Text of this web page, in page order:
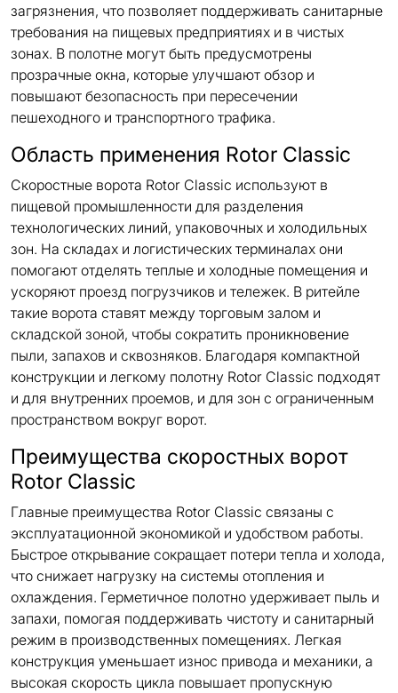
загрязнения, что позволяет поддерживать санитарные
требования на пищевых предприятиях и в чистых
зонах. В полотне могут быть предусмотрены
прозрачные окна, которые улучшают обзор и
повышают безопасность при пересечении
пешеходного и транспортного трафика.
Область применения Rotor Classic
Скоростные ворота Rotor Classic используют в
пищевой промышленности для разделения
технологических линий, упаковочных и холодильных
зон. На складах и логистических терминалах они
помогают отделять теплые и холодные помещения и
ускоряют проезд погрузчиков и тележек. В ритейле
такие ворота ставят между торговым залом и
складской зоной, чтобы сократить проникновение
пыли, запахов и сквозняков. Благодаря компактной
конструкции и легкому полотну Rotor Classic подходят
и для внутренних проемов, и для зон с ограниченным
пространством вокруг ворот.
Преимущества скоростных ворот
Rotor Classic
Главные преимущества Rotor Classic связаны с
эксплуатационной экономикой и удобством работы.
Быстрое открывание сокращает потери тепла и холода,
что снижает нагрузку на системы отопления и
охлаждения. Герметичное полотно удерживает пыль и
запахи, помогая поддерживать чистоту и санитарный
режим в производственных помещениях. Легкая
конструкция уменьшает износ привода и механики, а
высокая скорость цикла повышает пропускную